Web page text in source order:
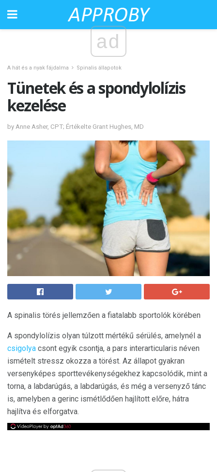
ad
A hát és a nyak fájdalma Spinalis állapotok
Tünetek és a spondylolízis
kezelése
by Anne Asher, CPT; Értékelte Grant Hughes, MD
A spinalis törés jellemzően a fiatalabb sportolók körében
A spondylolízis olyan túlzott mértékű sérülés, amelynél a
csigolya csont egyik csontja, a pars interarticularis néven
ismételt stressz okozza a törést. Az állapot gyakran
versenyképes sporttevékenységekhez kapcsolódik, mint a
torna, a labdarúgás, a labdarúgás, és még a versenyző tánc
is, amelyben a gerinc ismétlődően hajlított előre, hátra
hajlítva és elforgatva.